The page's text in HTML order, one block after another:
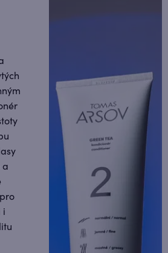
a
i